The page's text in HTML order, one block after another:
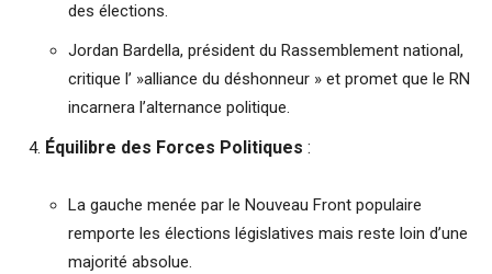
des élections.
Jordan Bardella, président du Rassemblement national,
critique l’ »alliance du déshonneur » et promet que le RN
incarnera l’alternance politique.
Équilibre des Forces Politiques :
La gauche menée par le Nouveau Front populaire
remporte les élections législatives mais reste loin d’une
majorité absolue.